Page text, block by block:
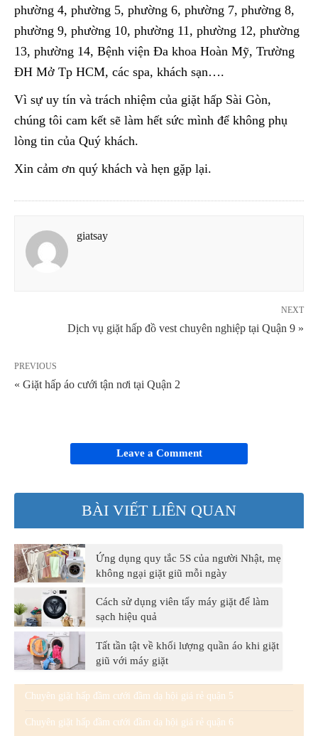
phường 4, phường 5, phường 6, phường 7, phường 8,
phường 9, phường 10, phường 11, phường 12, phường
13, phường 14, Bệnh viện Đa khoa Hoàn Mỹ, Trường
ĐH Mở Tp HCM, các spa, khách sạn….
Vì sự uy tín và trách nhiệm của giặt hấp Sài Gòn,
chúng tôi cam kết sẽ làm hết sức mình để không phụ
lòng tin của Quý khách.
Xin cảm ơn quý khách và hẹn gặp lại.
giatsay
NEXT
Dịch vụ giặt hấp đồ vest chuyên nghiệp tại Quận 9 »
PREVIOUS
« Giặt hấp áo cưới tận nơi tại Quận 2
Leave a Comment
BÀI VIẾT LIÊN QUAN
Ứng dụng quy tắc 5S của người Nhật, mẹ
không ngại giặt giũ mỗi ngày
Cách sử dụng viên tẩy máy giặt để làm
sạch hiệu quả
Tất tần tật về khối lượng quần áo khi giặt
giũ với máy giặt
Chuyên giặt hấp đầm cưới đầm dạ hội giá rẻ quận 5
Chuyên giặt hấp đầm cưới đầm dạ hội giá rẻ quận 6